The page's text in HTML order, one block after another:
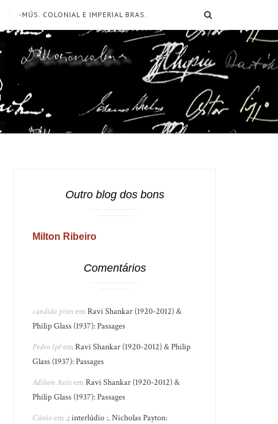
-MÚS. COLONIAL E IMPERIAL BRAS.
Outro blog dos bons
Milton Ribeiro
Comentários
candida piresemRavi Shankar (1920-2012) &
Philip Glass (1937): Passages
Pedro IpêemRavi Shankar (1920-2012) & Philip
Glass (1937): Passages
Adilson AssisemRavi Shankar (1920-2012) &
Philip Glass (1937): Passages
Cássioem .: interlúdio :. Nicholas Payton: